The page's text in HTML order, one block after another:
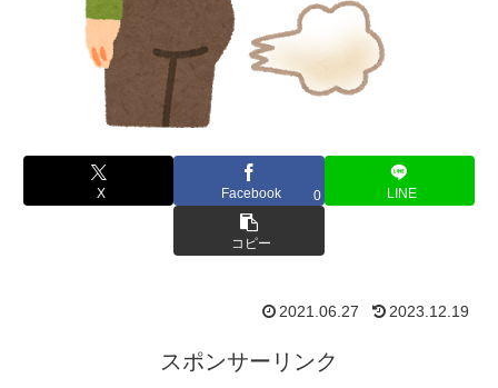
X Facebook 0 LINE
コピー
2021.06.27 2023.12.19
スポンサーリンク